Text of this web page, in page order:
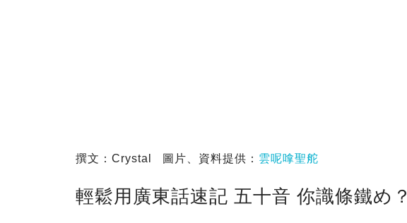
撰文：Crystal 圖片、資料提供： 雲呢嗱聖舵
輕鬆用廣東話速記 五十音 你識條鐵め？